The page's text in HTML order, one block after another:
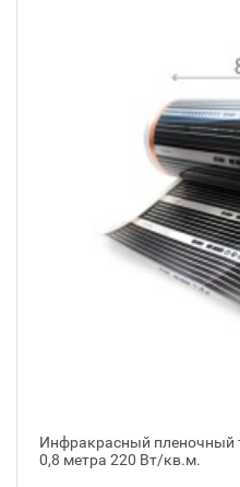
Инфракрасный пленочный
0,8 метра 220 Вт/кв.м.